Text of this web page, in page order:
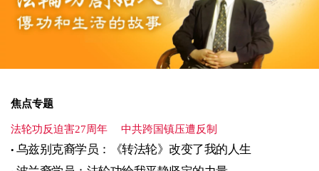
焦点专题
法轮功反迫害27周年 中共跨国镇压遭反制
乌兹别克裔学员：《转法轮》改变了我的人生